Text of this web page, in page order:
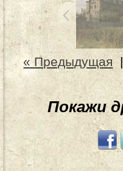
« Предыдущая
Покажи